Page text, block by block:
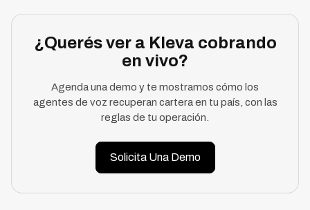
¿Querés ver a Kleva cobrando
en vivo?
Agenda una demo y te mostramos cómo los
agentes de voz recuperan cartera en tu país, con las
reglas de tu operación.
Solicita Una Demo